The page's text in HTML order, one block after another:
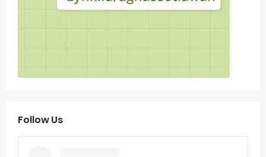
Follow Us